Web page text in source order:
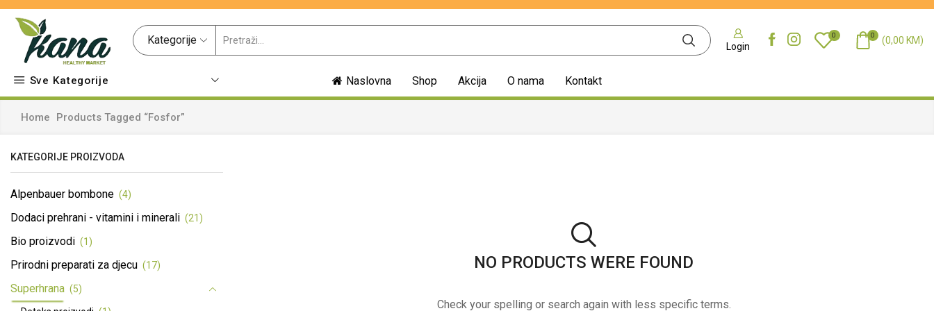
Kategorije Login
0 0 (0,00 KM)
Sve Kategorije Naslovna Shop Akcija O nama Kontakt
Home Products Tagged “fosfor”
NO PRODUCTS WERE FOUND
Check your spelling or search again with less specific terms.
KATEGORIJE PROIZVODA
Alpenbauer bombone (4)
Dodaci prehrani - vitamini i minerali (21)
Bio proizvodi (1)
Prirodni preparati za djecu (17)
Superhrana (5)